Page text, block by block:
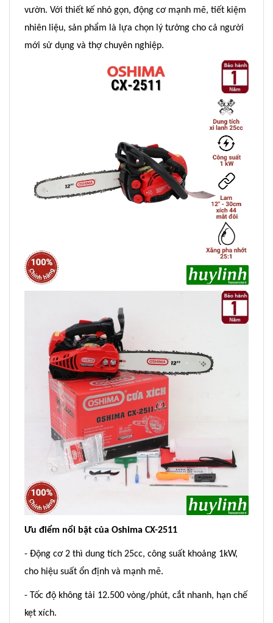
vườn. Với thiết kế nhỏ gọn, động cơ mạnh mẽ, tiết kiệm
nhiên liệu, sản phẩm là lựa chọn lý tưởng cho cả người
mới sử dụng và thợ chuyên nghiệp.
Ưu điểm nổi bật của Oshima CX-2511
- Động cơ 2 thì dung tích 25cc, công suất khoảng 1kW,
cho hiệu suất ổn định và mạnh mẽ.
- Tốc độ không tải 12.500 vòng/phút, cắt nhanh, hạn chế
kẹt xích.